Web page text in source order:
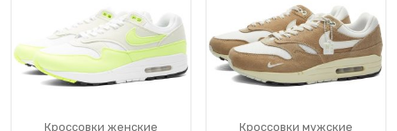
Кроссовки женские Кроссовки мужские